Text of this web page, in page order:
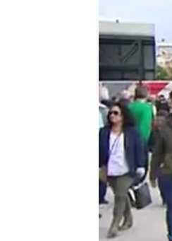
mega
Madrid
Publicado:
Betis